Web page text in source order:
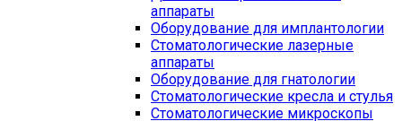
аппараты
Оборудование для имплантологии
Стоматологические лазерные
аппараты
Оборудование для гнатологии
Стоматологические кресла и стулья
Стоматологические микроскопы